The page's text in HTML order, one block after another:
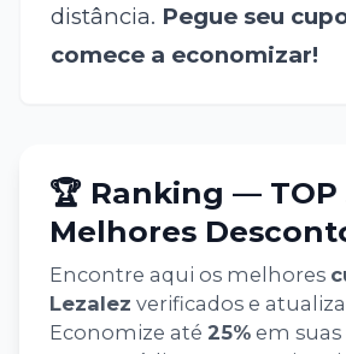
distância. Pegue seu
comece a economizar!
🏆 Ranking — TOP
Melhores
Encontre aqui os melhores
Lezalez verificados e
Economize até 25%em suas